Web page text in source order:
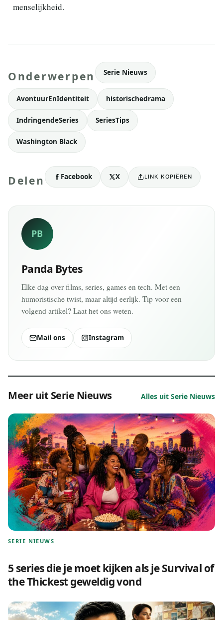
menselijkheid.
Onderwerpen Serie Nieuws
AvontuurEnIdentiteit historischedrama
IndringendeSeries SeriesTips
Washington Black
Delen Facebook X LINK KOPIËREN
PB
Panda Bytes
Elke dag over films, series, games en tech. Met een
humoristische twist, maar altijd eerlijk. Tip voor een
volgend artikel? Laat het ons weten.
Mail ons Instagram
Meer uit Serie Nieuws Alles uit Serie Nieuws
SERIE NIEUWS
5 series die je moet kijken als je Survival of
the Thickest geweldig vond